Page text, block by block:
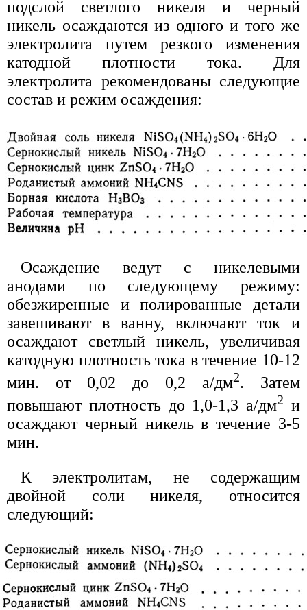
подслой светлого никеля и черный
никель осаждаются из одного и того же
электролита путем резкого изменения
катодной плотности тока. Для
электролита рекомендованы следующие
состав и режим осаждения:
Осаждение ведут с никелевыми
анодами по следующему режиму:
обезжиренные и полированные детали
завешивают в ванну, включают ток и
осаждают светлый никель, увеличивая
катодную плотность тока в течение 10-12
мин. от 0,02 до 0,2 а/дм2. Затем
повышают плотность до 1,0-1,3 а/дм2 и
осаждают черный никель в течение 3-5
мин.
К электролитам, не содержащим
двойной соли никеля, относится
следующий: